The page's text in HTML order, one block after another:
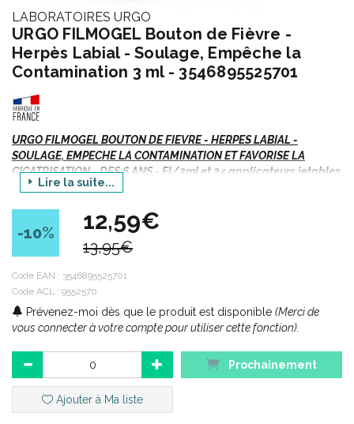
LABORATOIRES URGO
URGO FILMOGEL Bouton de Fièvre -
Herpès Labial - Soulage, Empêche la
Contamination 3 ml - 3546895525701
URGO FILMOGEL BOUTON DE FIEVRE - HERPES LABIAL -
SOULAGE, EMPECHE LA CONTAMINATION ET FAVORISE LA
CICATRISATION - DES 6 ANS - Fl/3ml et 24 applicateurs jetables
efficace avant comme après la sortie du bouton.
Lire la suite...
-10% 12,59€
13,95€
Code EAN : 3546895525701
Code ACL : 9552570
Prévenez-moi dès que le produit est disponible (Merci de
vous connecter à votre compte pour utiliser cette fonction).
Prochainement
Ajouter à Ma liste